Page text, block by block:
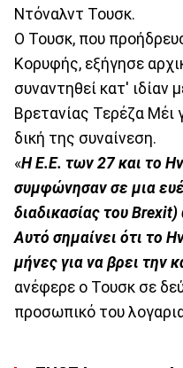
Ντόναλντ Τουσκ.
Ο Τουσκ, που
Κορυφής, εξήγησε
συναντηθεί κατ' ιδίαν
Βρετανίας Τερέζα Μέι
δική της συναίνεση.
«Η Ε.Ε. των 27 και το
συμφώνησαν σε μια
διαδικασίας του
Αυτό σημαίνει ότι το
μήνες για να βρει την
ανέφερε ο Τουσκ σε
προσωπικό του